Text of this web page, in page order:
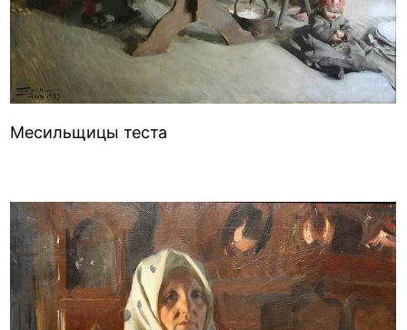
Месильщицы теста